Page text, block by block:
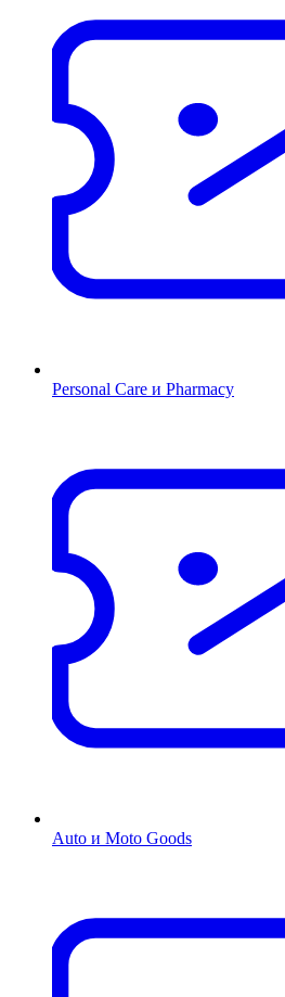
Personal Care и Pharmacy
Auto и Moto Goods